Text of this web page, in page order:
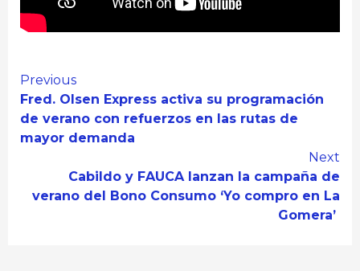
Continue
Reading
Previous
Fred. Olsen Express activa su programación
de verano con refuerzos en las rutas de
mayor demanda
Next
Cabildo y FAUCA lanzan la campaña de
verano del Bono Consumo ‘Yo compro en La
Gomera’